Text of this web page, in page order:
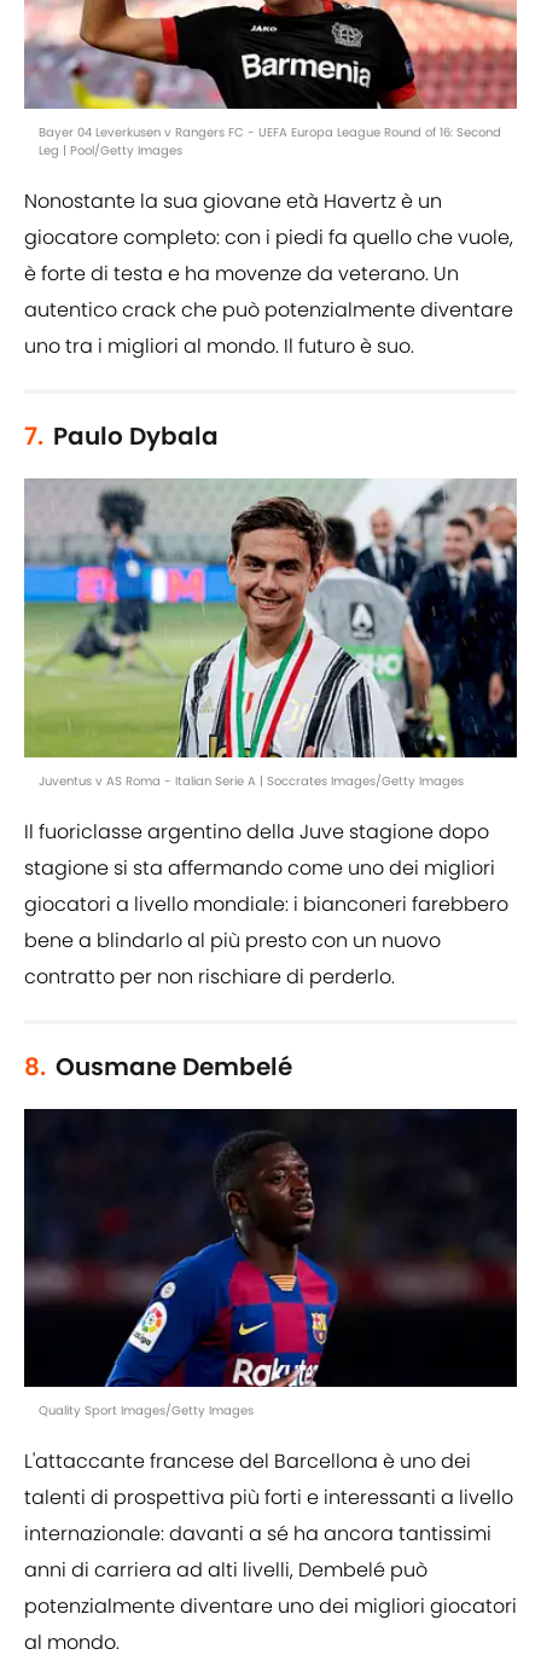
Bayer 04 Leverkusen v Rangers FC - UEFA Europa League Round of 16: Second
Leg | Pool/Getty Images
Nonostante la sua giovane età Havertz è un
giocatore completo: con i piedi fa quello che vuole,
è forte di testa e ha movenze da veterano. Un
autentico crack che può potenzialmente diventare
uno tra i migliori al mondo. Il futuro è suo.
7. Paulo Dybala
Juventus v AS Roma - Italian Serie A | Soccrates Images/Getty Images
Il fuoriclasse argentino della Juve stagione dopo
stagione si sta affermando come uno dei migliori
giocatori a livello mondiale: i bianconeri farebbero
bene a blindarlo al più presto con un nuovo
contratto per non rischiare di perderlo.
8. Ousmane Dembelé
Quality Sport Images/Getty Images
L'attaccante francese del Barcellona è uno dei
talenti di prospettiva più forti e interessanti a livello
internazionale: davanti a sé ha ancora tantissimi
anni di carriera ad alti livelli, Dembelé può
potenzialmente diventare uno dei migliori giocatori
al mondo.